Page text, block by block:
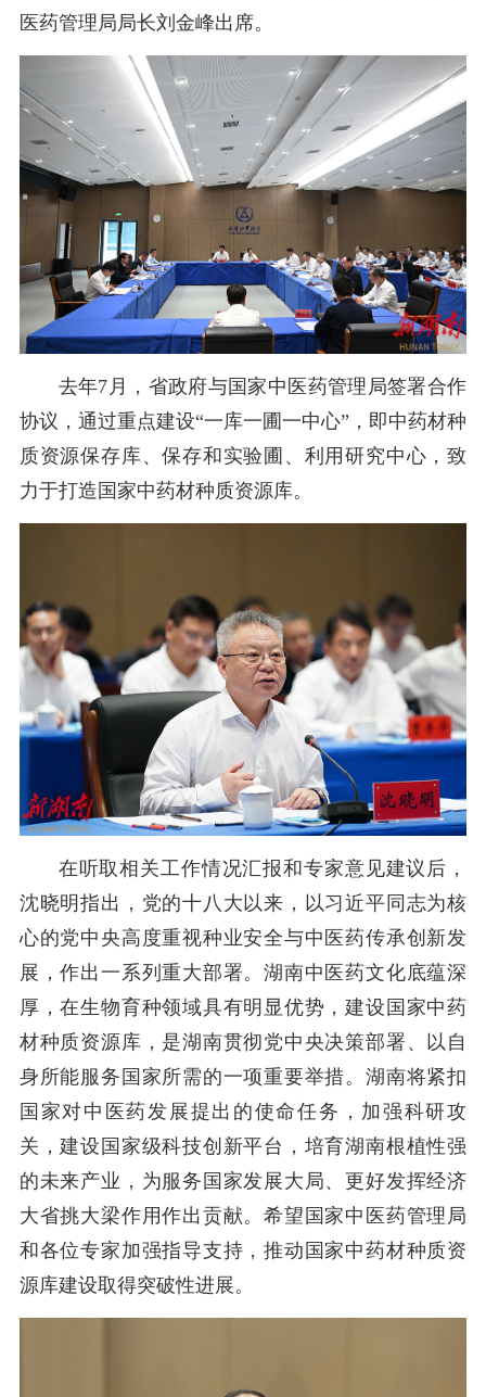
医药管理局局长刘金峰出席。
去年7月，省政府与国家中医药管理局签署合作
协议，通过重点建设“一库一圃一中心”，即中药材种
质资源保存库、保存和实验圃、利用研究中心，致
力于打造国家中药材种质资源库。
在听取相关工作情况汇报和专家意见建议后，
沈晓明指出，党的十八大以来，以习近平同志为核
心的党中央高度重视种业安全与中医药传承创新发
展，作出一系列重大部署。湖南中医药文化底蕴深
厚，在生物育种领域具有明显优势，建设国家中药
材种质资源库，是湖南贯彻党中央决策部署、以自
身所能服务国家所需的一项重要举措。湖南将紧扣
国家对中医药发展提出的使命任务，加强科研攻
关，建设国家级科技创新平台，培育湖南根植性强
的未来产业，为服务国家发展大局、更好发挥经济
大省挑大梁作用作出贡献。希望国家中医药管理局
和各位专家加强指导支持，推动 国 家中药材种质资
源库建设取得突破性进展。